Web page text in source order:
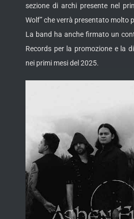
sezione di archi presente nel
Wolf” che verrà presentato molto
La band ha anche firmato un
Records per la promozione e la
nei primi mesi del 2025.